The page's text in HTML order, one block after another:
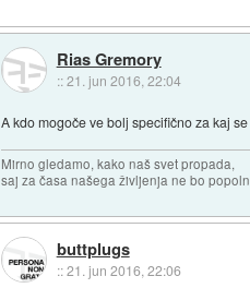
Rias Gremory
::21. jun 2016, 22:04
A kdo mogoče ve bolj specifično za kaj
Mirno gledamo, kako naš svet propada,
saj za časa našega življenja ne bo
buttplugs
::21. jun 2016, 22:06